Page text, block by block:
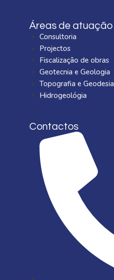
Áreas de atuação
Consultoria
Projectos
Fiscalização de obras
Geotecnia e Geologia
Topografia e Geodesia
Hidrogeológia
Contactos